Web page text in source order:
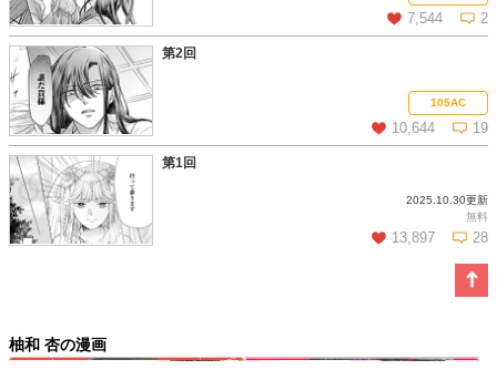
7,544 2
この話を読む コメントを見る
第2回
105AC
10,644 19
この話を読む コメントを見る
第1回
2025.10.30更新
無料
13,897 28
柚和 杏の漫画